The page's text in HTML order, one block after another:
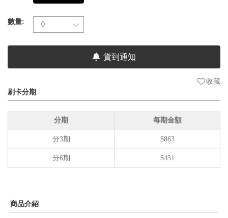
數量:
貨到通知
收藏
刷卡分期
分期 每期金額
分3期 $863
分6期 $431
商品介紹